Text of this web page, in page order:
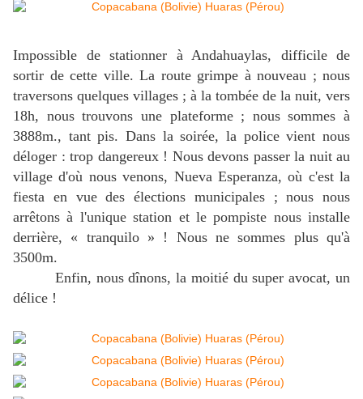
Impossible de stationner à Andahuaylas, difficile de
sortir de cette ville. La route grimpe à nouveau ; nous
traversons quelques villages ; à la tombée de la nuit, vers
18h, nous trouvons une plateforme ; nous sommes à
3888m., tant pis. Dans la soirée, la police vient nous
déloger : trop dangereux ! Nous devons passer la nuit au
village d'où nous venons, Nueva Esperanza, où c'est la
fiesta en vue des élections municipales ; nous nous
arrêtons à l'unique station et le pompiste nous installe
derrière, « tranquilo » ! Nous ne sommes plus qu'à
3500m.
Enfin, nous dînons, la moitié du super avocat, un
délice !